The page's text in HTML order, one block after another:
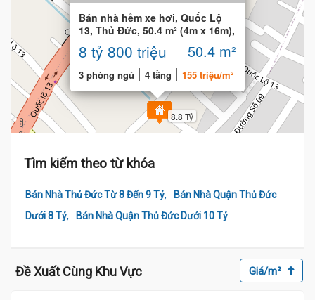
8.8 Tỷ
Bán nhà hẻm xe hơi, Quốc Lộ
13, Thủ Đức, 50.4 m² (4m x 16m),
3 phòng
8 tỷ 800 triệu 50.4 m²
3 phòng ngủ 4 tầng 155 triệu/m²
Tìm kiếm theo từ khóa
Bán Nhà Thủ Đức Từ 8 Đến 9 Tỷ,
Bán Nhà Quận Thủ Đức
Dưới 8 Tỷ, Bán Nhà Quận Thủ Đức Dưới 10 Tỷ
Đề Xuất Cùng Khu Vực Giá/m²